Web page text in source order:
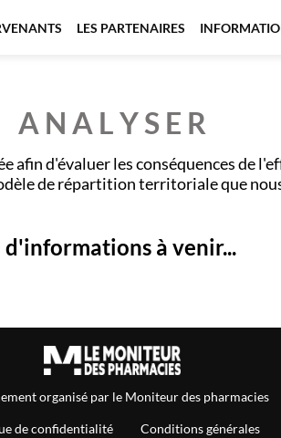
LES PARTENAIRES
A N A L Y S E R
afin d'évaluer les conséquences de
de répartition territoriale que
d'informations à venir...
organisé par le Moniteur des pharmacies
de confidentialité Conditions générales